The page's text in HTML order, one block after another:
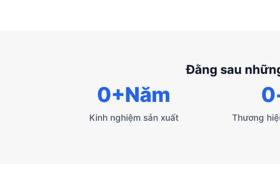
Đằng sau
Kinh nghiệm sản xuất
0+Năm
Thương
0